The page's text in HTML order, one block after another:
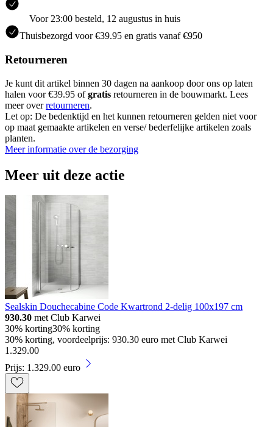
Voor 23:00 besteld, 12 augustus in huis
Thuisbezorgd voor €39.95 en gratis vanaf €950
Retourneren
Je kunt dit artikel binnen 30 dagen na aankoop door ons op laten
halen voor €39.95 ofgratis retourneren in de bouwmarkt. Lees
meer overretourneren.
Let op: De bedenktijd en het kunnen retourneren gelden niet voor
op maat gemaakte artikelen en verse/ bederfelijke artikelen zoals
planten.
Meer informatie over de bezorging
Meer uit deze actie
Sealskin Douchecabine Code Kwartrond 2-delig 100x197 cm
930.30 met Club Karwei
30% korting30% korting
30% korting, voordeelprijs: 930.30 euro met Club Karwei
1.329.00
Prijs: 1.329.00 euro